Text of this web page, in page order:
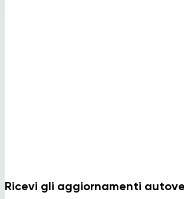
Ricevi gli aggiornamenti